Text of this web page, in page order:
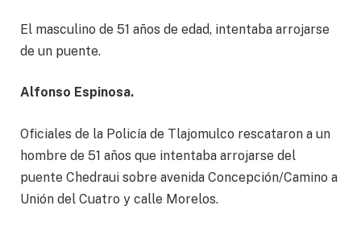
El masculino de 51 años de edad, intentaba arrojarse
de un puente.
Alfonso Espinosa.
Oficiales de la Policía de Tlajomulco rescataron a un
hombre de 51 años que intentaba arrojarse del
puente Chedraui sobre avenida Concepción/Camino a
Unión del Cuatro y calle Morelos.